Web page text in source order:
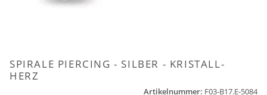
SPIRALE PIERCING - SILBER - KRISTALL-
HERZ
Artikelnummer: F03-B17.E-5084